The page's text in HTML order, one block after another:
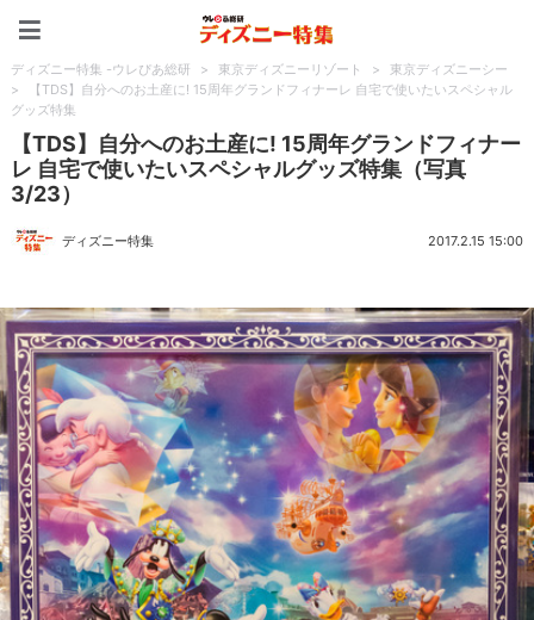
ディズニー特集 -ウレぴあ総研 > 東京ディズニーリゾート >
東京ディズニーシー
>
【TDS】自分へのお土産に! 15周年グランドフィナーレ 自宅で使いたいスペシャル
グッズ特集
【TDS】自分へのお土産に! 15周年グランドフィナー
レ 自宅で使いたいスペシャルグッズ特集（写真
3/23）
ディズニー特集 2017.2.15 15:00